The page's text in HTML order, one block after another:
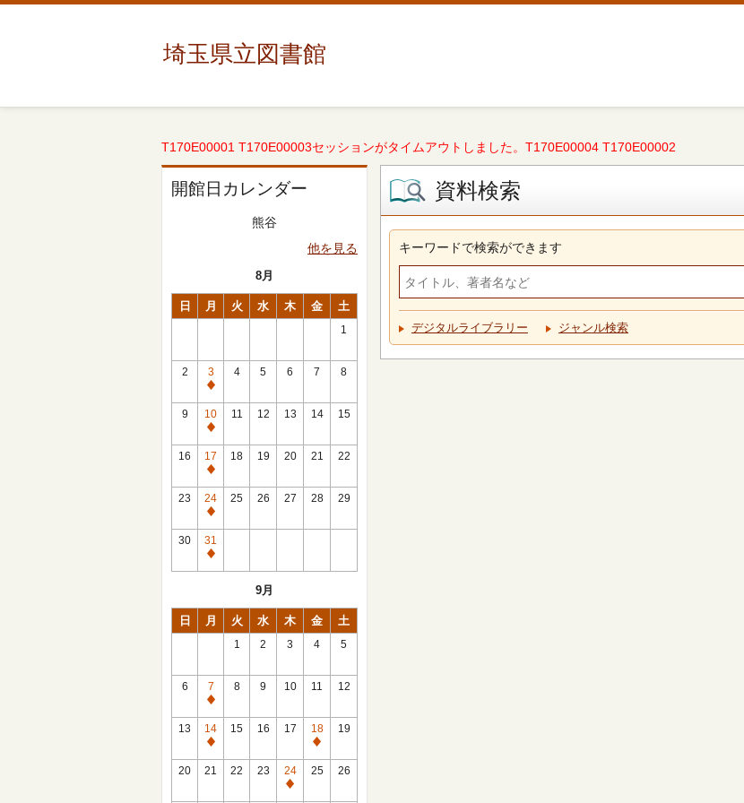
埼玉県立図書館
T170E00001 T170E00003セッションがタイムアウトしました。T170E00004 T170E00002
開館日カレンダー
熊谷
他を見る
8月
日 月 火 水 木 金 土
1
2
3
休
館
日
4 5 6 7 8
9
10
休
館
日
11 12 13 14 15
16
17
休
館
日
18 19 20 21 22
23
24
休
館
日
25 26 27 28 29
30
31
休
9月
日 月 火 水 木 金 土
1 2 3 4 5
6
7
休
館
日
8 9 10 11 12
13
14
休
館
15 16 17
18
休
館
19
20 21 22 23
24
休
25 26
資料検索
キーワードで検索ができます
デジタルライブラリー ジャンル検索